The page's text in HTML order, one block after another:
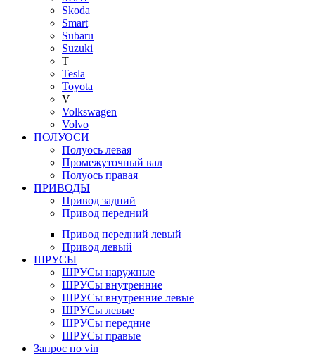
Skoda
Smart
Subaru
Suzuki
T
Tesla
Toyota
V
Volkswagen
Volvo
ПОЛУОСИ
Полуось левая
Промежуточный вал
Полуось правая
ПРИВОДЫ
Привод задний
Привод передний
Привод передний левый
Привод левый
ШРУСЫ
ШРУСы наружные
ШРУСы внутренние
ШРУСы внутренние левые
ШРУСы левые
ШРУСы передние
ШРУСы правые
Запрос по vin